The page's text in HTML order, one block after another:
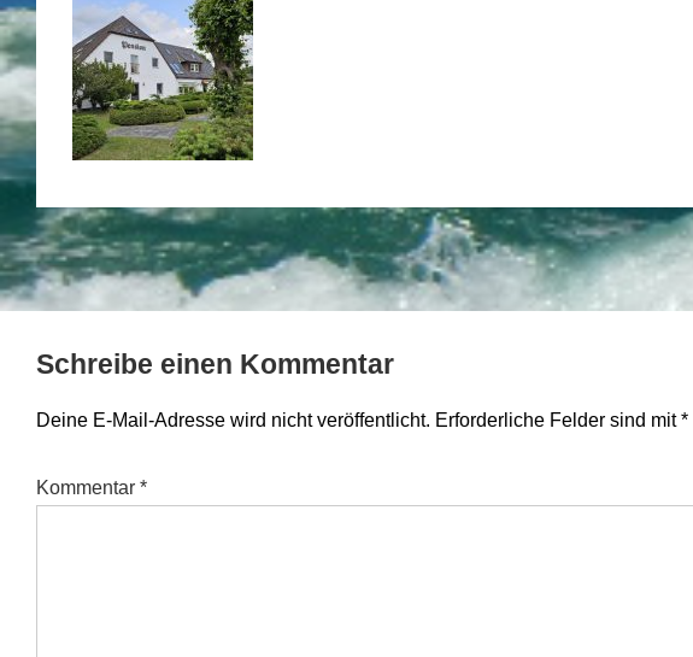
Schreibe einen Kommentar
Deine E-Mail-Adresse wird nicht veröffentlicht. Erforderliche Felder sind mit*
Kommentar *